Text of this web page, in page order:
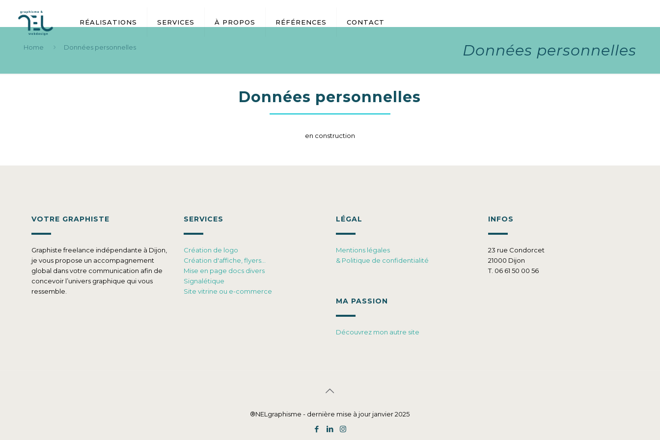
RÉALISATIONS SERVICES À PROPOS RÉFÉRENCES CONTACT
Données personnelles
Home Données personnelles
Données personnelles
en construction
VOTRE GRAPHISTE
Graphiste freelance indépendante à Dijon,
je vous propose un accompagnement
global dans votre communication afin de
concevoir l’univers graphique qui vous
ressemble.
SERVICES
Création de logo
Création d'affiche, flyers…
Mise en page docs divers
Signalétique
Site vitrine ou e-commerce
LÉGAL
Mentions légales
& Politique de confidentialité
MA PASSION
Découvrez mon autre site
INFOS
23 rue Condorcet
21000 Dijon
T. 06 61 50 00 56
®NELgraphisme - dernière mise à jour janvier 2025